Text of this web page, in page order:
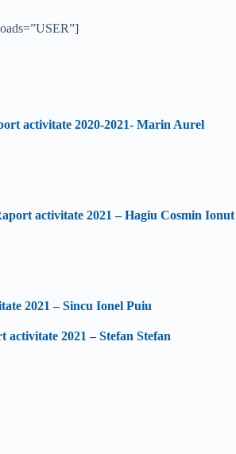
activitate 2020-2021- Marin Aurel
activitate 2021 – Hagiu Cosmin Ionut
2021 – Sincu Ionel Puiu
activitate 2021 – Stefan Stefan